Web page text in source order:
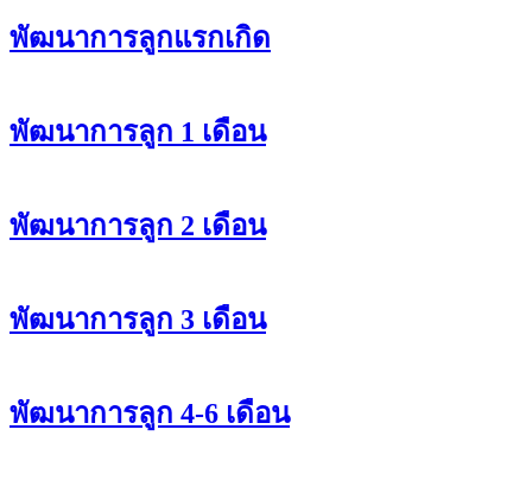
พัฒนาการลูกแรกเกิด
พัฒนาการลูก 1 เดือน
พัฒนาการลูก 2 เดือน
พัฒนาการลูก 3 เดือน
พัฒนาการลูก 4-6 เดือน